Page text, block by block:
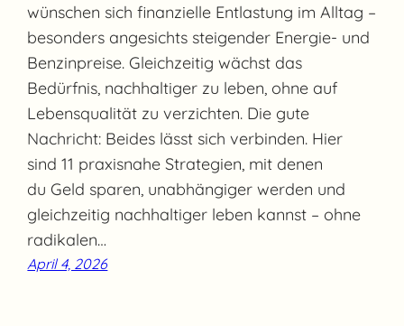
wünschen sich finanzielle Entlastung im Alltag –
besonders angesichts steigender Energie- und
Benzinpreise. Gleichzeitig wächst das
Bedürfnis, nachhaltiger zu leben, ohne auf
Lebensqualität zu verzichten. Die gute
Nachricht: Beides lässt sich verbinden. Hier
sind 11 praxisnahe Strategien, mit denen
du Geld sparen, unabhängiger werden und
gleichzeitig nachhaltiger leben kannst – ohne
radikalen…
April 4, 2026